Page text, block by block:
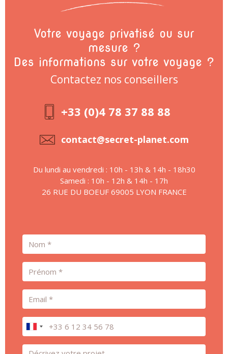
Votre voyage privatisé ou sur
mesure ?
Des informations sur votre voyage ?
Contactez nos conseillers
+33 (0)4 78 37 88 88
contact@secret-planet.com
Du lundi au vendredi : 10h - 13h & 14h - 18h30
Samedi : 10h - 12h & 14h - 17h
26 RUE DU BOEUF 69005 LYON FRANCE
Nom
Prénom
Email
Téléphone
Message *